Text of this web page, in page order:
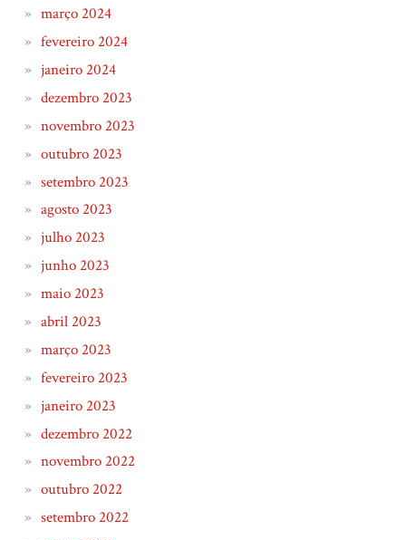
março 2024
fevereiro 2024
janeiro 2024
dezembro 2023
novembro 2023
outubro 2023
setembro 2023
agosto 2023
julho 2023
junho 2023
maio 2023
abril 2023
março 2023
fevereiro 2023
janeiro 2023
dezembro 2022
novembro 2022
outubro 2022
setembro 2022